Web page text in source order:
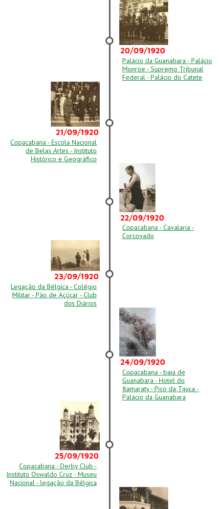
20/09/1920
Palácio da Guanabara - Palácio
Monroe - Supremo Tribunal
Federal - Palácio do Catete
21/09/1920
Copacabana - Escola Nacional
de Belas Artes - Instituto
Histórico e Geográfico
22/09/1920
Copacabana - Cavalaria -
Corcovado
23/09/1920
Legação da Bélgica - Colégio
Militar - Pão de Açúcar - Club
dos Diários
24/09/1920
Copacabana - baia de
Guanabara - Hotel do
Itamaraty - Pico da Tijuca -
Palácio da Guanabara
25/09/1920
Copacabana - Derby Club -
Instituto Oswaldo Cruz - Museu
Nacional - legação da Bélgica